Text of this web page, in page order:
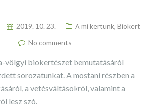
2019. 10. 23. A mi kertünk, Biokert
No comments
völgyi biokertészet bemutatásáról
sorozatunkat. A mostani részben a
a vetésváltásokról, valamint a
lesz szó.